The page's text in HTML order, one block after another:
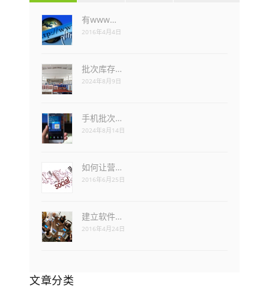
有www…
2016年4月4日
批次库存…
2024年8月9日
手机批次…
2024年8月14日
如何让营…
2016年6月25日
建立软件…
2016年4月24日
文章分类